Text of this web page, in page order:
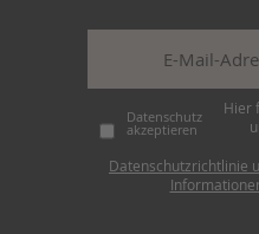
Datenschutz
akzeptieren
Hier
Datenschutzrichtlinie